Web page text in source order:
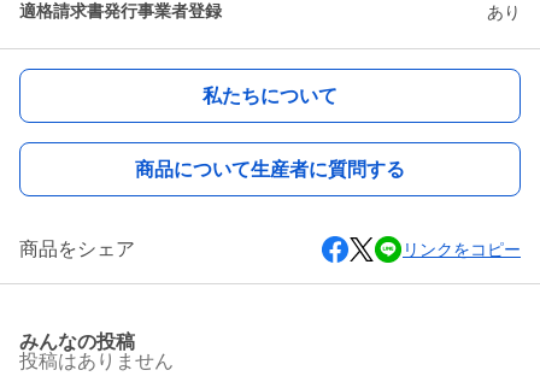
適格請求書発行事業者登録 あり
私たちについて
商品について生産者に質問する
商品をシェア リンクをコピー
みんなの投稿
投稿はありません